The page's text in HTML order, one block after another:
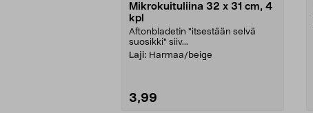
Mikrokuituliina 32 x 31 cm, 4
kpl
Aftonbladetin "itsestään selvä
suosikki" siiv...
Laji: Harmaa/beige
3,99